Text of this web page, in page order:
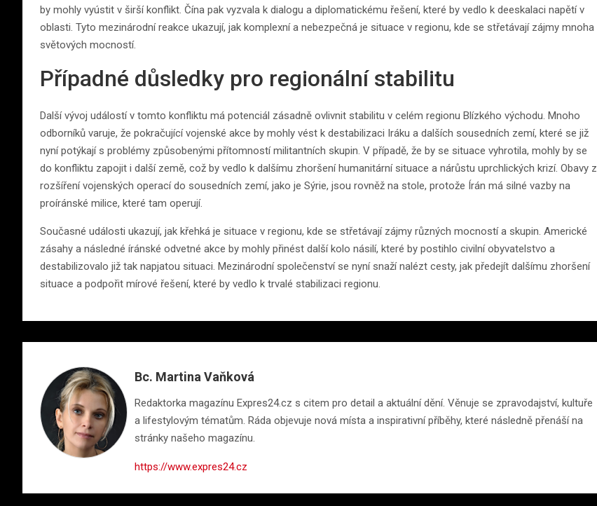
by mohly vyústit v širší konflikt. Čína pak vyzvala k dialogu a diplomatickému řešení, které by vedlo k deeskalaci napětí v
oblasti. Tyto mezinárodní reakce ukazují, jak komplexní a nebezpečná je situace v regionu, kde se střetávají zájmy mnoha
světových mocností.
Případné důsledky pro regionální stabilitu
Další vývoj událostí v tomto konfliktu má potenciál zásadně ovlivnit stabilitu v celém regionu Blízkého východu. Mnoho
odborníků varuje, že pokračující vojenské akce by mohly vést k destabilizaci Iráku a dalších sousedních zemí, které se již
nyní potýkají s problémy způsobenými přítomností militantních skupin. V případě, že by se situace vyhrotila, mohly by se
do konfliktu zapojit i další země, což by vedlo k dalšímu zhoršení humanitární situace a nárůstu uprchlických krizí. Obavy z
rozšíření vojenských operací do sousedních zemí, jako je Sýrie, jsou rovněž na stole, protože Írán má silné vazby na
proíránské milice, které tam operují.
Současné události ukazují, jak křehká je situace v regionu, kde se střetávají zájmy různých mocností a skupin. Americké
zásahy a následné íránské odvetné akce by mohly přinést další kolo násilí, které by postihlo civilní obyvatelstvo a
destabilizovalo již tak napjatou situaci. Mezinárodní společenství se nyní snaží nalézt cesty, jak předejít dalšímu zhoršení
situace a podpořit mírové řešení, které by vedlo k trvalé stabilizaci regionu.
Bc. Martina Vaňková
Redaktorka magazínu Expres24.cz s citem pro detail a aktuální dění. Věnuje se zpravodajství, kultuře
a lifestylovým tématům. Ráda objevuje nová místa a inspirativní příběhy, které následně přenáší na
stránky našeho magazínu.
https://www.expres24.cz